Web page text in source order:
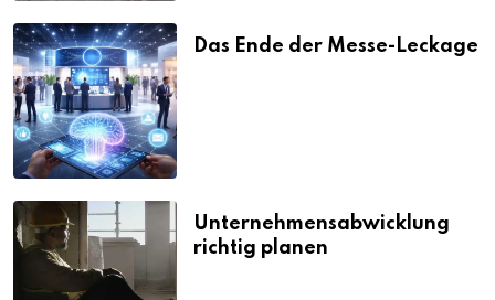
Das Ende der Messe-Leckage
Unternehmensabwicklung
richtig planen